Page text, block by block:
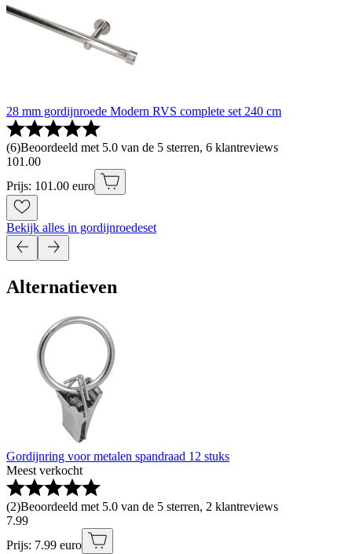
28 mm gordijnroede Modern RVS complete set 240 cm
(6)Beoordeeld met 5.0 van de 5 sterren, 6 klantreviews
101 .00
Prijs: 101.00 euro
Bekijk alles in gordijnroedeset
Alternatieven
Gordijnring voor metalen spandraad 12 stuks
Meest verkocht
(2)Beoordeeld met 5.0 van de 5 sterren, 2 klantreviews
7.99
Prijs: 7.99 euro